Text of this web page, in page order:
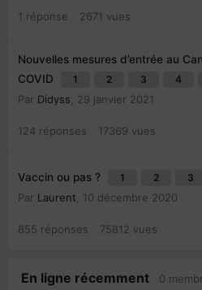
1 réponse 2671 vues
Nouvelles mesures d’entrée au
COVID
1 2 3 4
Par Didyss 29 janvier 2021
124 réponses 17369 vues
Vaccin ou pas ? 1 2 3
Par Laurent 10 décembre 2020
855 réponses 75812 vues
En ligne récemment 0